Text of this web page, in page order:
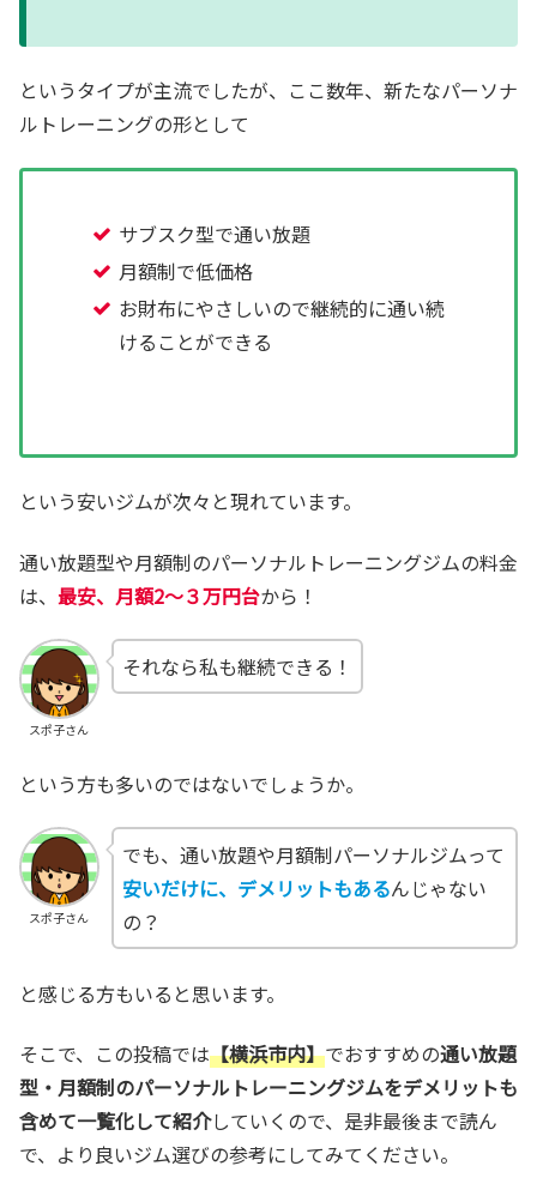
というタイプが主流でしたが、ここ数年、新たなパーソナ
ルトレーニングの形として
サブスク型で通い放題
月額制で低価格
お財布にやさしいので継続的に通い続
けることができる
という安いジムが次々と現れています。
通い放題型や月額制のパーソナルトレーニングジムの料金
は、 最安、月額2～３万円台から！
スポ子さん
それなら私も継続できる！
という方も多いのではないでしょうか。
スポ子さん
でも、通い放題や月額制パーソナルジムって
安いだけに、デメリットもあるんじゃない
の？
と感じる方もいると思います。
そこで、この投稿では【横浜市内】でおすすめの通い放題
型・月額制のパーソナルトレーニングジムをデメリットも
含めて一覧化して紹介していくので、是非最後まで読ん
で、より良いジム選びの参考にしてみてください。